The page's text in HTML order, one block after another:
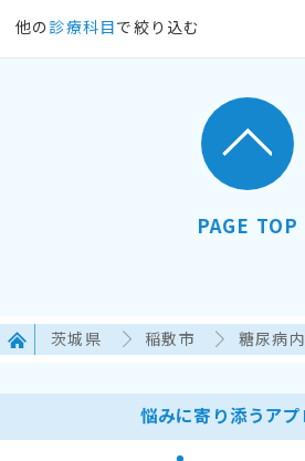
他の 診療科目で絞り込む
PAGE TOP
茨城県 稲敷市 糖尿病
悩みに寄り添うア